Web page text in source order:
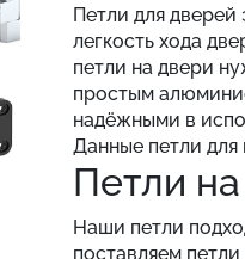
Петли для дверей
легкость хода
петли на двери
простым
надёжными в
Данные петли для
Петли
Наши петли
поставляем